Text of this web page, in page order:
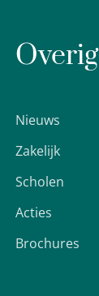
Overig
Nieuws
Zakelijk
Scholen
Acties
Brochures